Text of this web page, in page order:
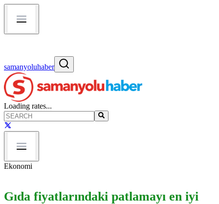
samanyoluhaber
Loading rates...
Ekonomi
Gıda fiyatlarındaki patlamayı en iyi